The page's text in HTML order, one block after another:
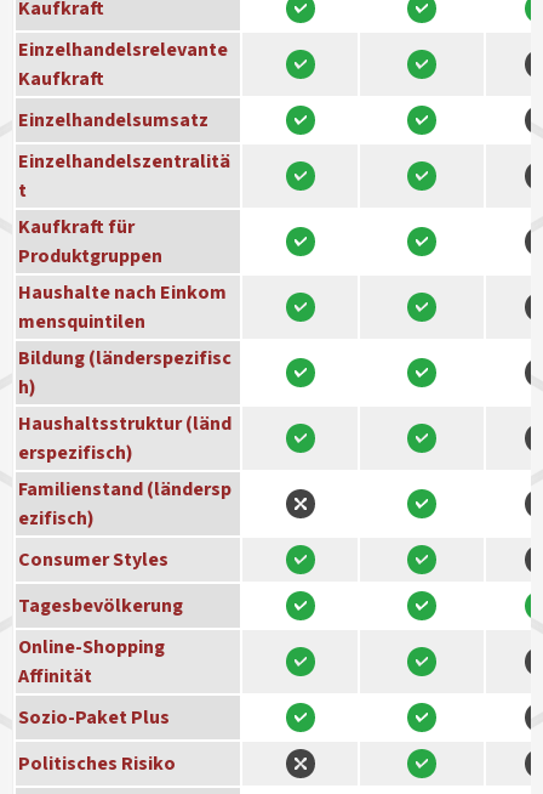
Kaufkraft
Einzelhandelsrelevante
Kaufkraft
Einzelhandelsumsatz
Einzelhandelszentralitä
t
Kaufkraft für
Produktgruppen
Haushalte nach Einkom
mensquintilen
Bildung (länderspezifisc
h)
Haushaltsstruktur (länd
erspezifisch)
Familienstand (ländersp
ezifisch)
Consumer Styles
Tagesbevölkerung
Online-Shopping
Affinität
Sozio-Paket Plus
Politisches Risiko